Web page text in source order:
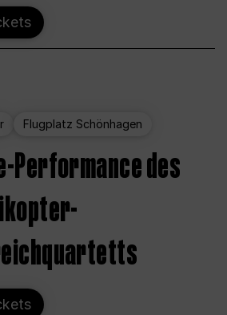
Flugplatz Schönhagen
Performance des